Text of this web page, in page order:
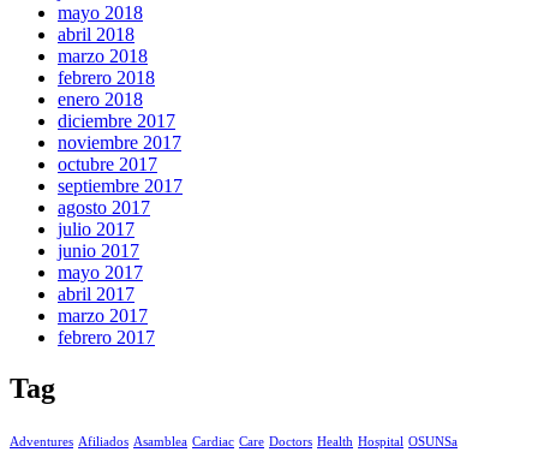
mayo 2018
abril 2018
marzo 2018
febrero 2018
enero 2018
diciembre 2017
noviembre 2017
octubre 2017
septiembre 2017
agosto 2017
julio 2017
junio 2017
mayo 2017
abril 2017
marzo 2017
febrero 2017
Tag
Adventures Afiliados Asamblea Cardiac Care Doctors Health Hospital OSUNSa